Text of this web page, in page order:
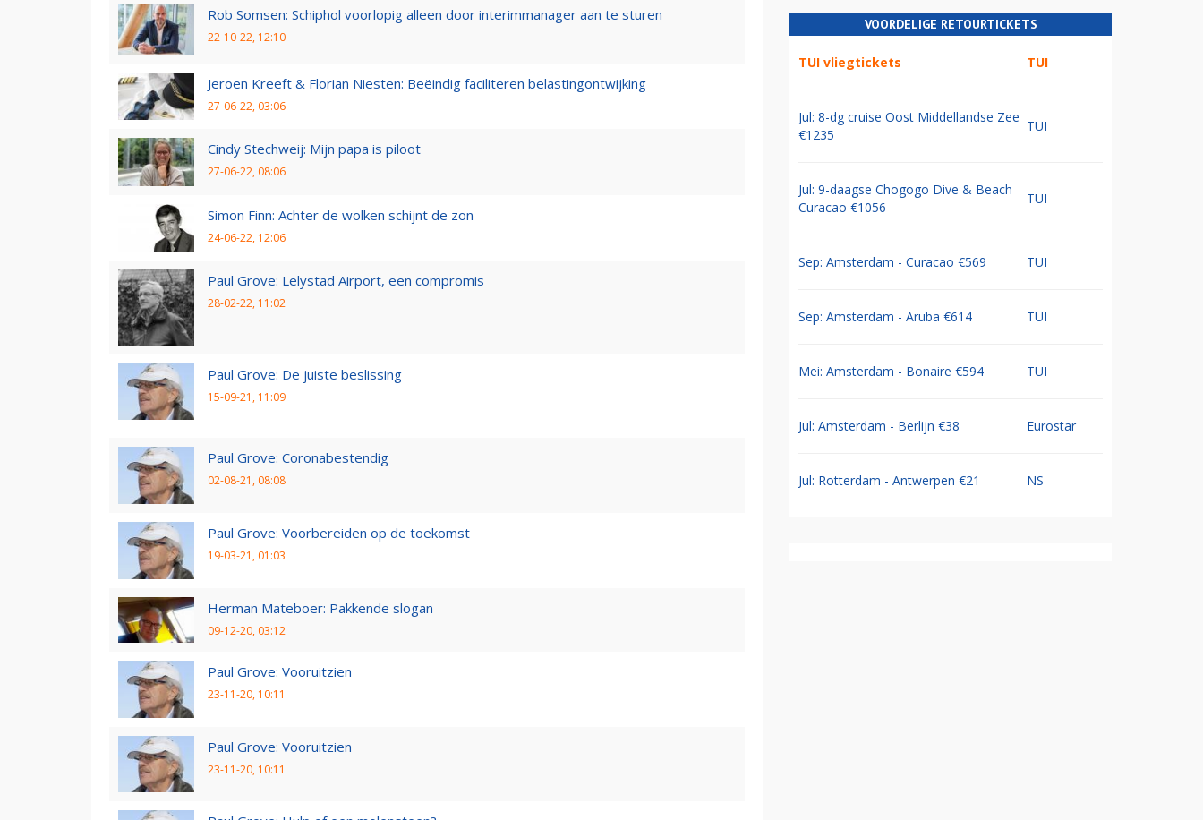
Rob Somsen: Schiphol voorlopig alleen door interimmanager aan te sturen
22-10-22, 12:10
Jeroen Kreeft & Florian Niesten: Beëindig faciliteren belastingontwijking
27-06-22, 03:06
Cindy Stechweij: Mijn papa is piloot
27-06-22, 08:06
Simon Finn: Achter de wolken schijnt de zon
24-06-22, 12:06
Paul Grove: Lelystad Airport, een compromis
28-02-22, 11:02
Paul Grove: De juiste beslissing
15-09-21, 11:09
Paul Grove: Coronabestendig
02-08-21, 08:08
Paul Grove: Voorbereiden op de toekomst
19-03-21, 01:03
Herman Mateboer: Pakkende slogan
09-12-20, 03:12
Paul Grove: Vooruitzien
23-11-20, 10:11
Paul Grove: Vooruitzien
23-11-20, 10:11
VOORDELIGE RETOURTICKETS
TUI vliegtickets TUI
Jul: 8-dg cruise Oost Middellandse Zee
€1235
TUI
Jul: 9-daagse Chogogo Dive & Beach
Curacao €1056
TUI
Sep: Amsterdam - Curacao €569 TUI
Sep: Amsterdam - Aruba €614 TUI
Mei: Amsterdam - Bonaire €594 TUI
Jul: Amsterdam - Berlijn €38 Eurostar
Jul: Rotterdam - Antwerpen €21 NS